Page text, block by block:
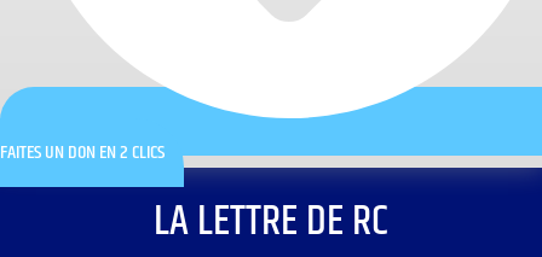
FAITES UN DON EN 2 CLICS
LA LETTRE DE RC